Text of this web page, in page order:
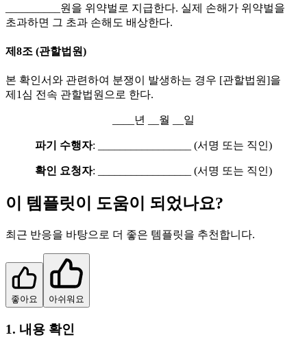
__________원을 위약벌로 지급한다. 실제 손해가 위약벌을
초과하면 그 초과 손해도 배상한다.
제8조 (관할법원)
본 확인서와 관련하여 분쟁이 발생하는 경우 [관할법원]을
제1심 전속 관할법원으로 한다.
____년 __월 __일
파기 수행자: _________________ (서명 또는 직인)
확인 요청자: _________________ (서명 또는 직인)
이 템플릿이 도움이 되었나요?
최근 반응을 바탕으로 더 좋은 템플릿을 추천합니다.
좋아요 아쉬워요
1. 내용 확인